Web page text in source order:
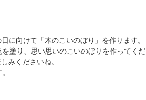
に向けて「木のこいのぼり」を作ります。
塗り、思い思いのこいのぼりを作ってくだ
みくださいね。